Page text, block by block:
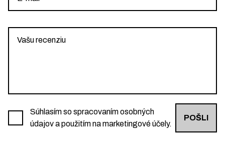
Súhlasím so spracovaním osobných
údajov a použitím na marketingové účely.
POŠLI